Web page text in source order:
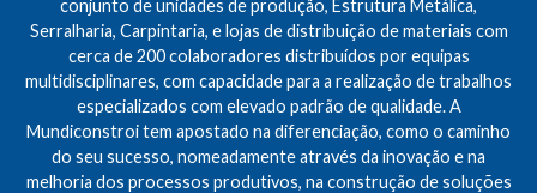
conjunto de unidades de produção, Estrutura Metálica,
Serralharia, Carpintaria, e lojas de distribuição de materiais com
cerca de 200 colaboradores distribuídos por equipas
multidisciplinares, com capacidade para a realização de trabalhos
especializados com elevado padrão de qualidade. A
Mundiconstroi tem apostado na diferenciação, como o caminho
do seu sucesso, nomeadamente através da inovação e na
melhoria dos processos produtivos, na construção de soluções